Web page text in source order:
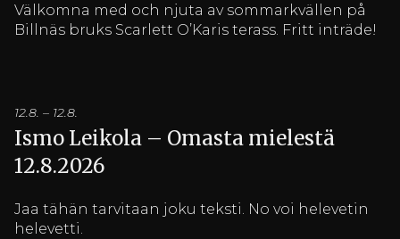
Välkomna med och njuta av sommarkvällen på
Billnäs bruks Scarlett O’Karis terass. Fritt inträde!
12.8. – 12.8.
Ismo Leikola – Omasta mielestä
12.8.2026
Jaa tähän tarvitaan joku teksti. No voi helevetin
helevetti.